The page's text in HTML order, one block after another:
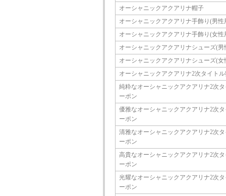
オーシャニックアクアリナ帽子
オーシャニックアクアリナ手飾り(男性
オーシャニックアクアリナ手飾り(女性
オーシャニックアクアリナシューズ(男
オーシャニックアクアリナシューズ(女
オーシャニックアクアリナ2次タイト
純粋なオーシャニックアクアリナ2次
ーポン
優雅なオーシャニックアクアリナ2次
ーポン
清雅なオーシャニックアクアリナ2次
ーポン
高貴なオーシャニックアクアリナ2次
ーポン
光耀なオーシャニックアクアリナ2次
ーポン